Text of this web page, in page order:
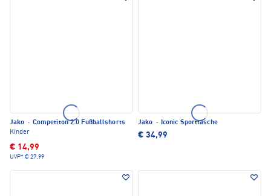
Jako · Competiton 2.0 Fußballshorts
Kinder
€ 14,99
UVP* € 27,99
Jako · Iconic Sporttasche
€ 34,99